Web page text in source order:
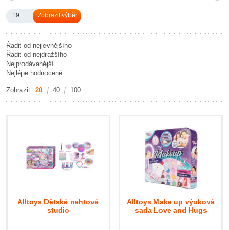
19
Řadit od nejlevnějšího
Řadit od nejdražšího
Nejprodávanější
Nejlépe hodnocené
Zobrazit 20 40 100
Alltoys Dětské nehtové
studio
Alltoys Make up výuková
sada Love and Hugs